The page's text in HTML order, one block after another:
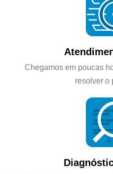
Chegamos em poucas
resolver o